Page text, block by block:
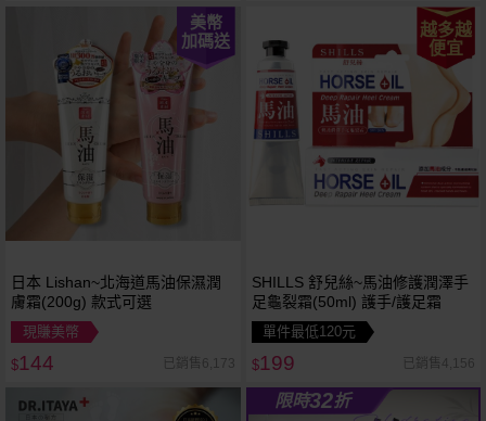
美幣
加碼送
日本 Lishan~北海道馬油保濕潤
膚霜(200g) 款式可選
現賺美幣
$144 已銷售6,173
越多越
便宜
SHILLS 舒兒絲~馬油修護潤澤手
足龜裂霜(50ml) 護手/護足霜
單件最低120元
$199 已銷售4,156
限時32折